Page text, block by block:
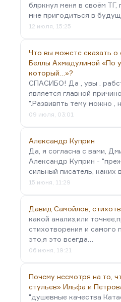
блркнул меня в своём ТГ,
мне пригодиться в
12 июля, 15:25
Что вы можете сказать о
Беллы Ахмадулиной «По
который…»?
СПАСИБО! Да , увы .
является главной
".Развивпть тему можно ,
09 июля, 03:01
Александр Куприн
Да, я согласна с вами,
Александр Куприн -
сильный писатель, каких
15 июня, 11:29
Давид Самойлов,
какой анализ,или
стихотворения и самого
это,я это всегда…
06 июня, 19:21
Почему несмотря на то,
стульев» Ильфа и
"душевные качества